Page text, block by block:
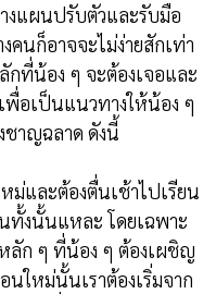
งแผนปรับตัวและรับมือ
นก็อาจจะไม่ง่ายสักเท่า
ที่น้อง ๆ จะต้องเจอและ
พื่อเป็นแนวทางให้น้อง ๆ
าญฉลาด ดังนี้
ม่และต้องตื่นเช้าไปเรียน
ทั้งนั้นแหละ โดยเฉพาะ
ลัก ๆ ที่น้อง ๆ ต้องเผชิญ
ใหม่นั้นเราต้องเริ่มจาก